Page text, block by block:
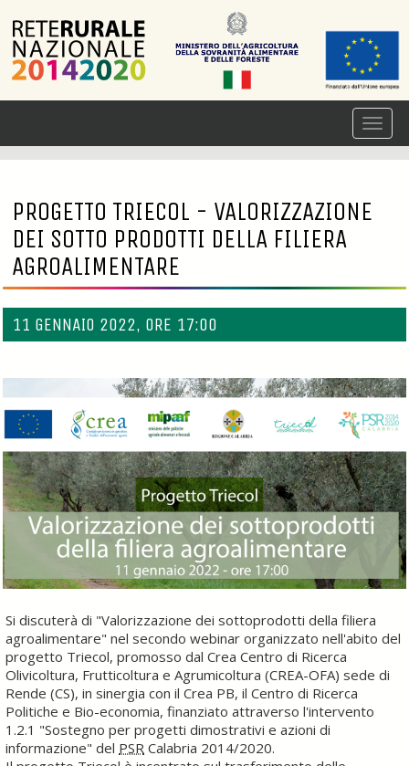
PROGETTO TRIECOL - VALORIZZAZIONE
DEI SOTTO PRODOTTI DELLA FILIERA
AGROALIMENTARE
11 GENNAIO 2022, ORE 17:00
Si discuterà di "Valorizzazione dei sottoprodotti della filiera
agroalimentare" nel secondo webinar organizzato nell'abito del
progetto Triecol, promosso dal Crea Centro di Ricerca
Olivicoltura, Frutticoltura e Agrumicoltura (CREA-OFA) sede di
Rende (CS), in sinergia con il Crea PB, il Centro di Ricerca
Politiche e Bio-economia, finanziato attraverso l'intervento
1.2.1 "Sostegno per progetti dimostrativi e azioni di
informazione" del PSR Calabria 2014/2020.